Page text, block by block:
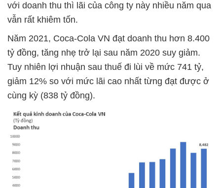
với doanh thu thì lãi của công ty này nhiều năm qua
vẫn rất khiêm tốn.
Năm 2021, Coca-Cola VN đạt doanh thu hơn 8.400
tỷ đồng, tăng nhẹ trở lại sau năm 2020 suy giảm.
Tuy nhiên lợi nhuận sau thuế đi lùi về mức 741 tỷ,
giảm 12% so với mức lãi cao nhất từng đạt được ở
cùng kỳ (838 tỷ đồng).